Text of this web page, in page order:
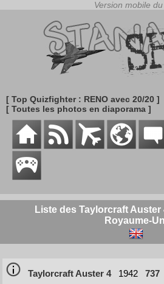
[ Top Quizfighter : RENO avec 20/20 ]
[ Toutes les photos en diaporama ]
Liste des Taylorcraft
Royaume-
Taylorcraft Auster 4 1942 737